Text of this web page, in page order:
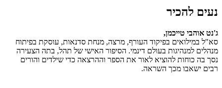
נעים להכיר
ג'נט אוהבי טייכמן,
סא"ל במילואים בפיקוד העורף, מרצה, מנחת סדנאות, עוסקת בפיתוח
מנהלים למנהיגות בעולם דינמי. הסיפור האישי של תהל, בתה הצעירה
נסך בה כוחות להוציא לאור את הספר וההרצאה כדי שילדים והורים
רבים ישאבו מכך השראה.